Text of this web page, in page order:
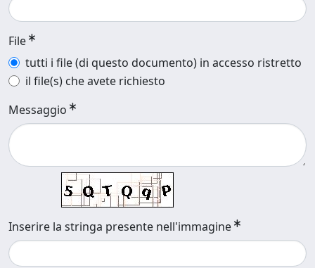
File
tutti i file (di questo documento) in accesso ristretto
il file(s) che avete richiesto
Messaggio
Inserire la stringa presente nell'immagine